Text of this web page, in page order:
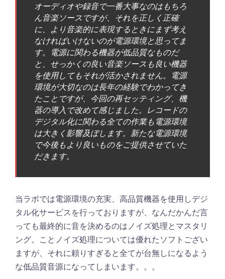
オーディオや録音で一番大事なのはもちろ
ん音楽ソースですが、それを正しく正確
に、より音楽的に表現するときにまず考え
なければいけないのが電源環境と思ってま
す。電源に関わる機器が低品質なものだ
と、せっかくの良い音楽ソースも良い機器
を使用してもそれが活かされません。電源
環境が大切なのは長年の経験でわかってき
たことですが、今回の再セッティング、機
器の導入で改めて感じました。レコードの
デジタル化に関わる全ての作業も電源環境
は大きく影響及ぼします。新たな電源環境
で今後もより良いものをご提供させていた
だきます。
当ラボでは電源環境の充実、高品質機器を使用しデジ
タル化サービスを行っておりますが、なんだかんだ言
っても最終的に音を決めるのはノイズ処理とマスタリ
ング。ことノイズ処理については優れたソフトござい
ますが、それに頼りすぎると全てが台無しになるよう
な低品質音源になってしまいます。。。